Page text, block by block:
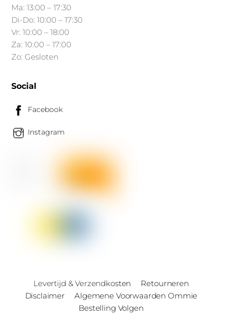
Ma: 13:00 – 17:30
Di-Do: 10:00 – 17:30
Vr: 10:00 – 18:00
Za: 10:00 – 17:00
Zo: Gesloten
Social
Facebook
Instagram
Levertijd & Verzendkosten
Retourneren
Disclaimer
Algemene Voorwaarden Ommie
Bestelling Volgen